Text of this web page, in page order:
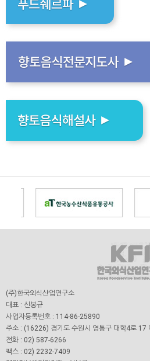
(주)한국외식산업연구소
대표 : 신봉규
사업자등록번호 : 114-86-25890
주소 : (16226) 경기도 수원시 영통구 대학4로 17
전화 : 02) 587-6266
팩스 : 02) 2232-7409